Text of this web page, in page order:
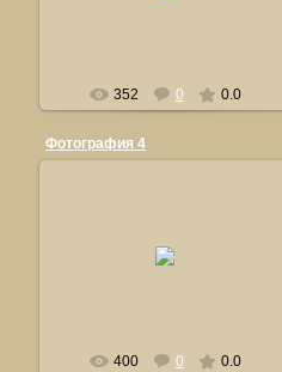
352 0 0.0
Фотография 4
400 0 0.0